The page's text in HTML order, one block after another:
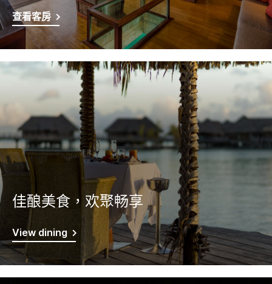
查看客房
佳酿美食，欢聚畅享
View dining